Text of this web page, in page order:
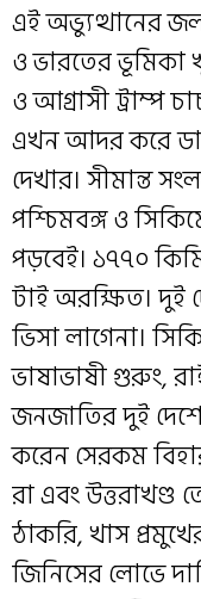
এই অভ্যুত্থানের
ও ভারতের ভূমিকা
ও আগ্রাসী ট্রাম্প
এখন আদর করে
দেখার। সীমান্ত
পশ্চিমবঙ্গ ও
পড়বেই। ১৭৭০
টাই অরক্ষিত। দুই
ভিসা লাগেনা।
ভাষাভাষী গুরুং,
জনজাতির দুই
করেন সেরকম
রা এবং উত্তরাখণ্ড
ঠাকরি, খাস
জিনিসের লোভে